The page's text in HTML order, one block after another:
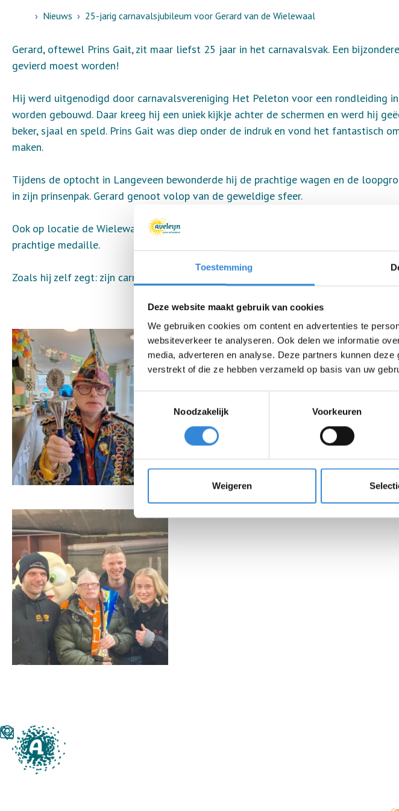
Toestemming
Deze website maakt gebruik van cookies
We gebruiken cookies om content en advertenties te
websiteverkeer te analyseren. Ook delen we informatie
media, adverteren en analyse. Deze partners kunnen
verstrekt of die ze hebben verzameld op basis van uw
Noodzakelijk
Voorkeuren
Weigeren
HomeNieuws 25-jarig carnavalsjubileum voor Gerard van de Wielewaal
Gerard, oftewel Prins Gait, zit maar liefst 25 jaar in het carnavalsvak. Een
gevierd moest worden!
Hij werd uitgenodigd door carnavalsvereniging Het Peleton voor een rondleiding
worden gebouwd. Daar kreeg hij een uniek kijkje achter de schermen en werd hij
beker, sjaal en speld. Prins Gait was diep onder de indruk en vond het fantastisch
maken.
Tijdens de optocht in Langeveen bewonderde hij de prachtige wagen en de
in zijn prinsenpak. Gerard genoot volop van de geweldige sfeer.
Ook op locatie de Wielewaal werd hij in het zonnetje gezet. Tijdens het
prachtige medaille.
Zoals hij zelf zegt: zijn carnavalswens is uitgekomen.